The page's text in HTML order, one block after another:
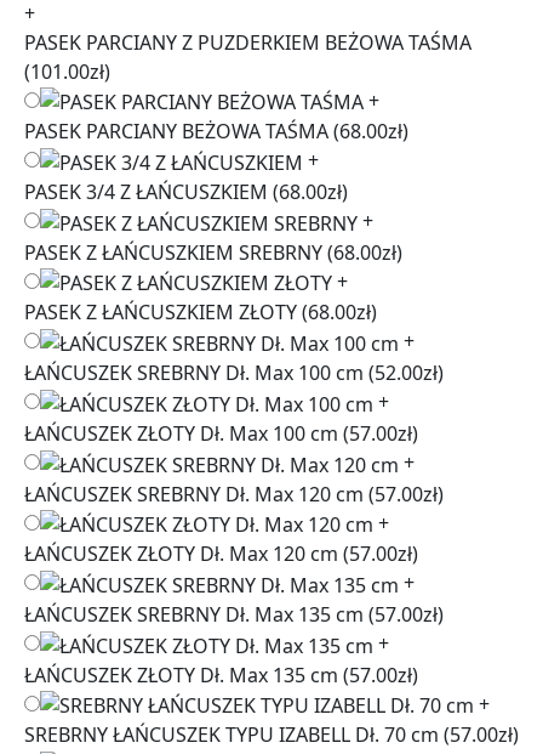
+
PASEK PARCIANY Z PUZDERKIEM BEŻOWA TAŚMA
(101.00zł)
+
PASEK PARCIANY BEŻOWA TAŚMA(68.00zł)
+
PASEK 3/4 Z ŁAŃCUSZKIEM (68.00zł)
+
PASEK Z ŁAŃCUSZKIEM SREBRNY(68.00zł)
+
PASEK Z ŁAŃCUSZKIEM ZŁOTY(68.00zł)
+
ŁAŃCUSZEK SREBRNY Dł. Max 100 cm (52.00zł)
+
ŁAŃCUSZEK ZŁOTY Dł. Max 100 cm (57.00zł)
+
ŁAŃCUSZEK SREBRNY Dł. Max 120 cm (57.00zł)
+
ŁAŃCUSZEK ZŁOTY Dł. Max 120 cm (57.00zł)
+
ŁAŃCUSZEK SREBRNY Dł. Max 135 cm (57.00zł)
+
ŁAŃCUSZEK ZŁOTY Dł. Max 135 cm (57.00zł)
+
SREBRNY ŁAŃCUSZEK TYPU IZABELL Dł. 70 cm (57.00zł)